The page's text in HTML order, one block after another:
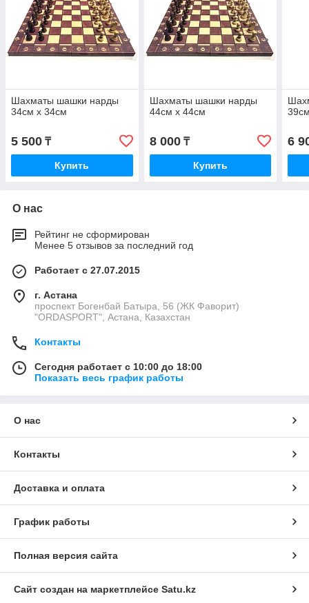
Шахматы шашки нарды
34см х 34см
5 500 ₸
Купить
Шахматы шашки нарды
44см х 44см
8 000₸
Купить
6
О нас
Рейтинг не сформирован
Менее 5 отзывов за последний год
Работает с 27.07.2015
г. Астана
проспект Богенбай Батыра, 56 (ЖК Фаворит)
"ORDASPORT", Астана, Казахстан
Контакты
Сегодня работает с 10:00 до 18:00
Показать весь график работы
О нас
Контакты
Доставка и оплата
График работы
Полная версия сайта
Сайт создан на маркетплейсе Satu.kz